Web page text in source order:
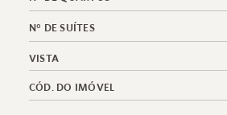
N° DE SUÍTES
VISTA
CÓD. DO IMÓVEL